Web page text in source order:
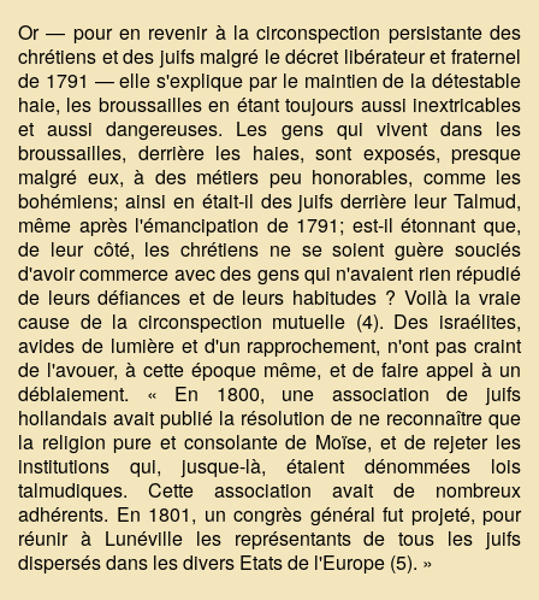
Or — pour en revenir à la circonspection persistante des
chrétiens et des juifs malgré le décret libérateur et fraternel
de 1791 — elle s'explique par le maintien de la détestable
haie, les broussailles en étant toujours aussi inextricables
et aussi dangereuses. Les gens qui vivent dans les
broussailles, derrière les haies, sont exposés, presque
malgré eux, à des métiers peu honorables, comme les
bohémiens; ainsi en était-il des juifs derrière leur Talmud,
même après l'émancipation de 1791; est-il étonnant que,
de leur côté, les chrétiens ne se soient guère souciés
d'avoir commerce avec des gens qui n'avaient rien répudié
de leurs défiances et de leurs habitudes ? Voilà la vraie
cause de la circonspection mutuelle (4). Des israélites,
avides de lumière et d'un rapprochement, n'ont pas craint
de l'avouer, à cette époque même, et de faire appel à un
déblaiement. « En 1800, une association de juifs
hollandais avait publié la résolution de ne reconnaître que
la religion pure et consolante de Moïse, et de rejeter les
institutions qui, jusque-là, étaient dénommées lois
talmudiques. Cette association avait de nombreux
adhérents. En 1801, un congrès général fut projeté, pour
réunir à Lunéville les représentants de tous les juifs
dispersés dans les divers Etats de l'Europe (5). »